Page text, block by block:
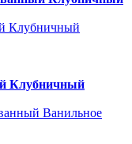
Клубничный